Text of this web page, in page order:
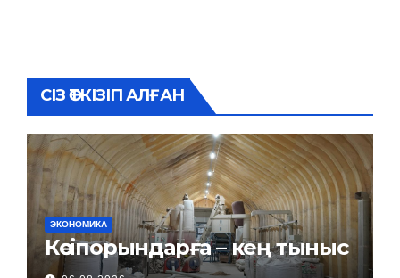
СІЗ ӨТКІЗІП АЛҒАН
ЭКОНОМИКА
Кәсіпорындарға – кең тыныс